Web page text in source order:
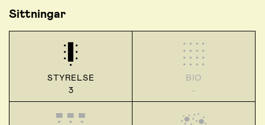
Sittningar
STYRELSE
3
BIO
-